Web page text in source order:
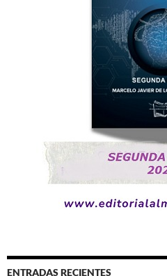
ENTRADAS RECIENTES